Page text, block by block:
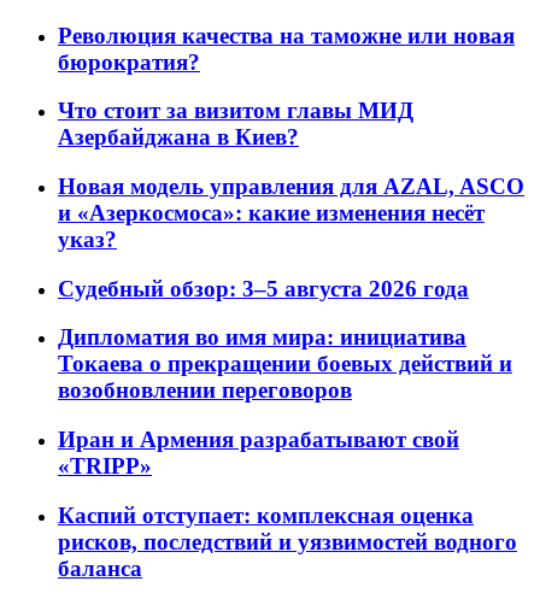
Революция качества на таможне или новая
бюрократия?
Что стоит за визитом главы МИД
Азербайджана в Киев?
Новая модель управления для AZAL, ASCO
и «Азеркосмоса»: какие изменения несёт
указ?
Судебный обзор: 3–5 августа 2026 года
Дипломатия во имя мира: инициатива
Токаева о прекращении боевых действий и
возобновлении переговоров
Иран и Армения разрабатывают свой
«TRIPP»
Каспий отступает: комплексная оценка
рисков, последствий и уязвимостей водного
баланса